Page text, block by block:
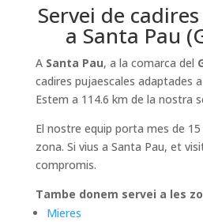
Servei de
a Santa Pau
A Santa Pau, a la comarca del
cadires pujaescales adaptades
Estem a 114.6 km de la nostra
El nostre equip porta mes de
zona. Si vius a Santa Pau, et
compromis.
Tambe donem servei a les
Mieres